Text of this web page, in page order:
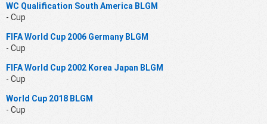
WC Qualification South America BLGM
- Cup
FIFA World Cup 2006 Germany BLGM
- Cup
FIFA World Cup 2002 Korea Japan BLGM
- Cup
World Cup 2018 BLGM
- Cup